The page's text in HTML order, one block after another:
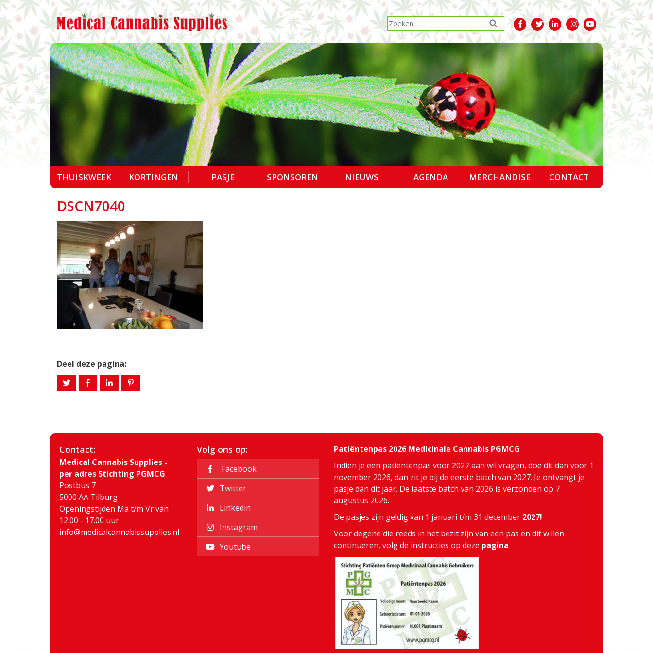
THUISKWEEK KORTINGEN PASJE SPONSOREN NIEUWS AGENDA MERCHANDISE CONTACT
DSCN7040
Deel deze pagina:
Contact:
Medical Cannabis Supplies -
per adres Stichting PGMCG
Postbus 7
5000 AA Tilburg
Openingstijden Ma t/m Vr van
12.00 - 17.00 uur
info@medicalcannabissupplies.nl
Volg ons op:
Facebook
Twitter
Linkedin
Instagram
Youtube
Patiëntenpas 2026 Medicinale Cannabis PGMCG
Indien je een patiëntenpas voor 2027 aan wil vragen, doe dit dan voor 1
november 2026, dan zit je bij de eerste batch van 2027. Je ontvangt je
pasje dan dit jaar. De laatste batch van 2026 is verzonden op 7
augustus 2026.
De pasjes zijn geldig van 1 januari t/m 31 december 2027!
Voor degene die reeds in het bezit zijn van een pas en dit willen
continueren, volg de instructies op deze pagina